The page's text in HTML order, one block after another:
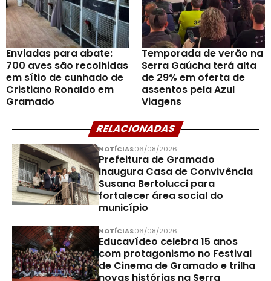
Enviadas para abate:
700 aves são recolhidas
em sítio de cunhado de
Cristiano Ronaldo em
Gramado
Temporada de verão na
Serra Gaúcha terá alta
de 29% em oferta de
assentos pela Azul
Viagens
RELACIONADAS
NOTÍCIAS06/08/2026
Prefeitura de Gramado
inaugura Casa de Convivência
Susana Bertolucci para
fortalecer área social do
município
NOTÍCIAS06/08/2026
Educavídeo celebra 15 anos
com protagonismo no Festival
de Cinema de Gramado e trilha
novas histórias na Serra